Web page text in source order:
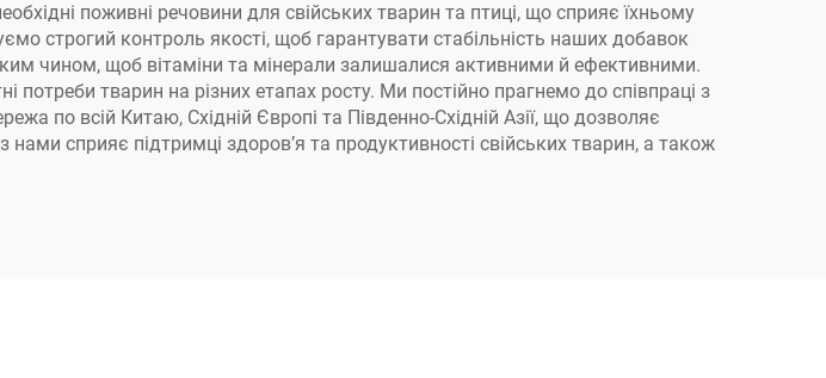
поживні речовини для свійських тварин та птиці, що сприяє їхньому
строгий контроль якості, щоб гарантувати стабільність наших добавок
чином, щоб вітаміни та мінерали залишалися активними й ефективними.
тварин на різних етапах росту. Ми постійно прагнемо до співпраці з
по всій Китаю, Східній Європі та Південно-Східній Азії, що дозволяє
сприяє підтримці здоров’я та продуктивності свійських тварин, а також